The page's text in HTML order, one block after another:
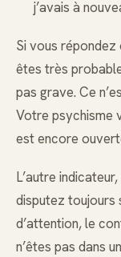
j’avais à
Si vous répondez
êtes très
pas grave. Ce
Votre psychisme
est encore
L’autre
disputez toujours
d’attention, le
n’êtes pas dans